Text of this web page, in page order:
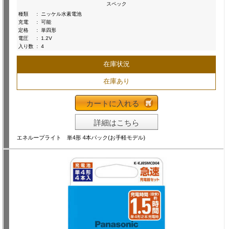
スペック
種類
:
ニッケル水素電池
充電
:
可能
定格
:
単四形
電圧
:
1.2V
入り数 : 4
在庫状況
在庫あり
カートに入れる
詳細はこちら
エネループライト 単4形 4本パック(お手軽モデル)